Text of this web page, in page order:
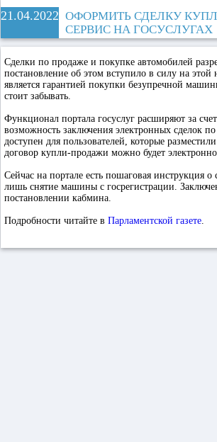
21.04.2022 ОФОРМИТЬ СДЕЛКУ
СЕРВИС НА ГОСУСЛУГАХ
Сделки по продаже и покупке автомобилей
постановление об этом вступило в силу на этой
является гарантией покупки безупречной
стоит забывать.
Функционал портала госуслуг расширяют за
возможность заключения электронных сделок
доступен для пользователей, которые
договор купли-продажи можно будет
Сейчас на портале есть пошаговая инструкция
лишь снятие машины с госрегистрации.
постановлении кабмина.
Подробности читайте в Парламентской газете.